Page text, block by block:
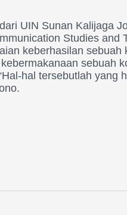
UIN Sunan Kalijaga
Studies and
keberhasilan sebuah
sebuah
hal tersebutlah yang